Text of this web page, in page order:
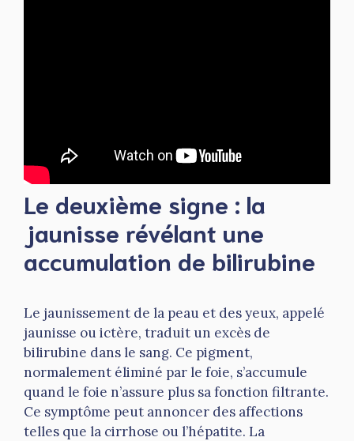
Le deuxième signe : la
jaunisse révélant une
accumulation de bilirubine
Le jaunissement de la peau et des yeux, appelé
jaunisse ou ictère, traduit un excès de
bilirubine dans le sang. Ce pigment,
normalement éliminé par le foie, s’accumule
quand le foie n’assure plus sa fonction filtrante.
Ce symptôme peut annoncer des affections
telles que la cirrhose ou l’hépatite. La